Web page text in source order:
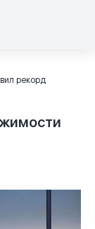
рекорд